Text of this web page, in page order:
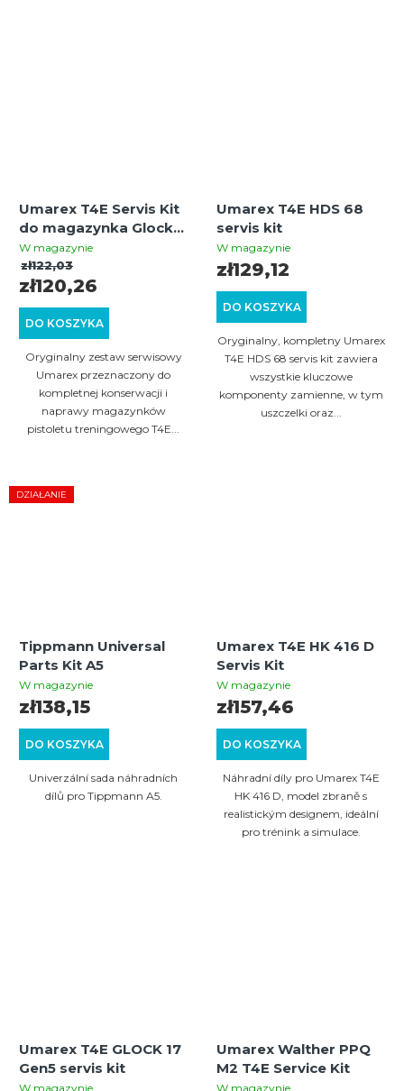
Umarex T4E Servis Kit
do magazynka Glock
17 Gen5 – kompletny
zestaw uszczelek i
części
W magazynie
DO KOSZYKA
zł120,26
zł122,03
Oryginalny zestaw serwisowy
Umarex przeznaczony do
kompletnej konserwacji i
naprawy magazynków
pistoletu treningowego T4E...
Umarex T4E HDS 68
servis kit
W magazynie
DO KOSZYKA
zł129,12
Oryginalny, kompletny Umarex
T4E HDS 68 servis kit zawiera
wszystkie kluczowe
komponenty zamienne, w tym
uszczelki oraz...
DZIAŁANIE
Tippmann Universal
Parts Kit A5
W magazynie
DO KOSZYKA
zł138,15
Univerzální sada náhradních
dílů pro Tippmann A5.
Umarex T4E HK 416 D
Servis Kit
W magazynie
DO KOSZYKA
zł157,46
Náhradní díly pro Umarex T4E
HK 416 D, model zbraně s
realistickým designem, ideální
pro trénink a simulace.
Umarex T4E GLOCK 17
Gen5 servis kit
W magazynie
Umarex Walther PPQ
M2 T4E Service Kit
W magazynie